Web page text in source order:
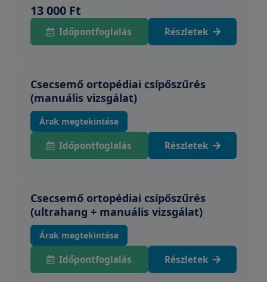
13 000 Ft
Időpontfoglalás Részletek
Csecsemő ortopédiai csípőszűrés
(manuális vizsgálat)
Árak megtekintése
Időpontfoglalás Részletek
Csecsemő ortopédiai csípőszűrés
(ultrahang + manuális vizsgálat)
Árak megtekintése
Időpontfoglalás Részletek